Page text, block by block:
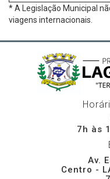
* A Legislação Municipal
viagens internacionais.
7h às
Av.
Centro -